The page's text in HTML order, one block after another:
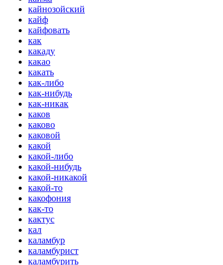
кайнозойский
кайф
кайфовать
как
какаду
какао
какать
как-либо
как-нибудь
как-никак
каков
каково
каковой
какой
какой-либо
какой-нибудь
какой-никакой
какой-то
какофония
как-то
кактус
кал
каламбур
каламбурист
каламбурить